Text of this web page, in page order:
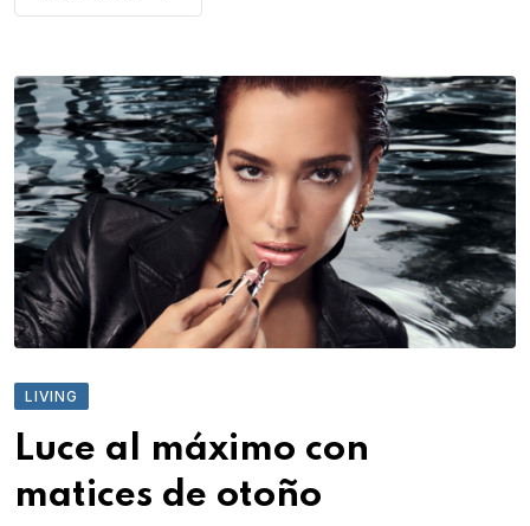
LIVING
Luce al máximo con
matices de otoño